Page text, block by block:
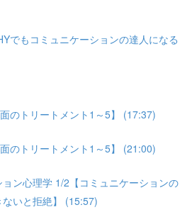
でもコミュニケーションの達人になる
のトリートメント1～5】 (17:37)
のトリートメント1～5】 (21:00)
ョン心理学 1/2【コミュニケーションの
いと拒絶】 (15:57)